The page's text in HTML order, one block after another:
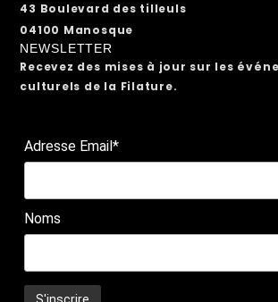
43 Boulevard des tilleuls
04100 Manosque
NEWSLETTER
Recevez des mises à jour sur les
culturels de la Filature.
Adresse Email*
Noms